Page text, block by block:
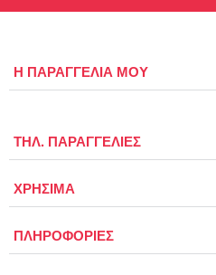
Η ΠΑΡΑΓΓΕΛΙΑ ΜΟΥ
ΤΗΛ. ΠΑΡΑΓΓΕΛΙΕΣ
ΧΡΗΣΙΜΑ
ΠΛΗΡΟΦΟΡΙΕΣ